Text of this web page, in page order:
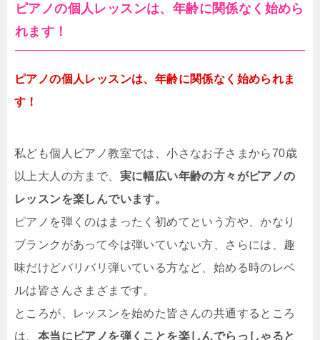
ピアノの個人レッスンは、年齢に関係なく始めら
れます！
ピアノの個人レッスンは、年齢に関係なく始められま
す！
私ども個人ピアノ教室では、小さなお子さまから70歳
以上大人の方まで、 実に幅広い年齢の方々がピアノの
レッスンを楽しんでいます。
ピアノを弾くのはまったく初めてという方や、かなり
ブランクがあって今は弾いていない方、さらには、趣
味だけどバリバリ弾いている方など、始める時のレベ
ルは皆さんさまざまです。
ところが、レッスンを始めた皆さんの共通するところ
は、 本当にピアノを弾くことを楽しんでらっしゃると